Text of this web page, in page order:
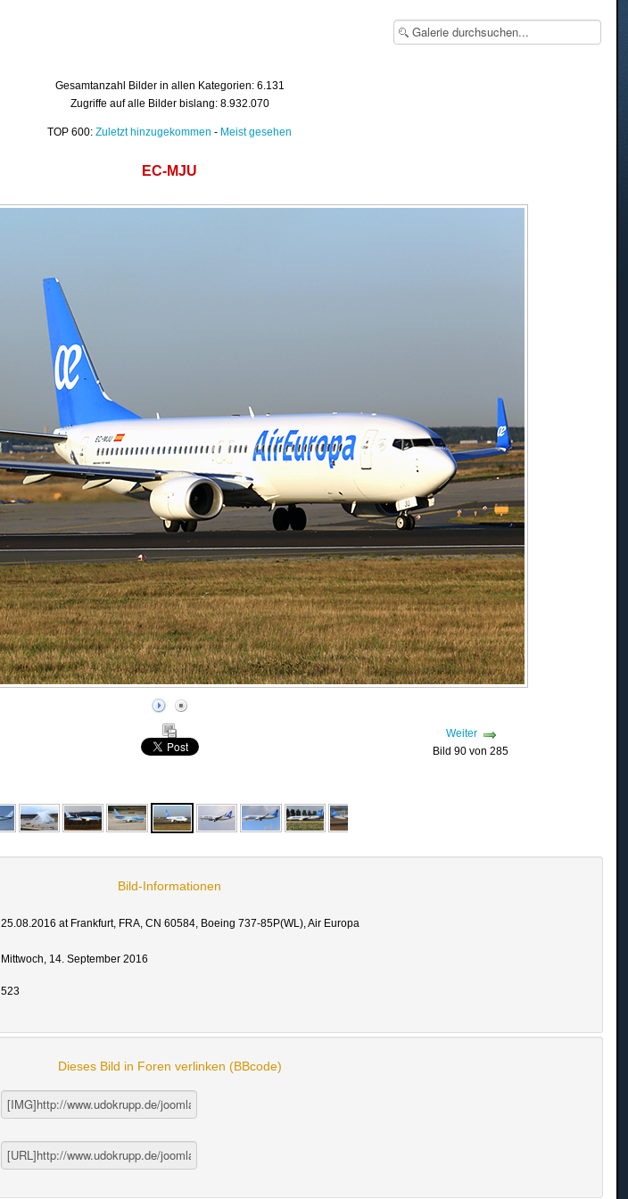
Gesamtanzahl Bilder in allen Kategorien: 6.131
Zugriffe auf alle Bilder bislang: 8.932.070
TOP 600:Zuletzt hinzugekommen - Meist gesehen
EC-MJU
Weiter
Bild 90 von 285
Bild-Informationen
25.08.2016 at Frankfurt, FRA, CN 60584, Boeing 737-85P(WL), Air Europa
Mittwoch, 14. September 2016
523
Dieses Bild in Foren verlinken (BBcode)